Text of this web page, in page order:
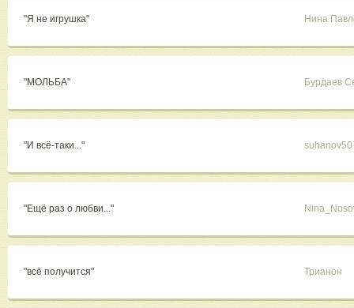
"Я не игрушка" Нина
"МОЛЬБА" Бурдаев
"И всё-таки..." suhanov50
"Ещё раз о любви..."
"всё получится" Трианон